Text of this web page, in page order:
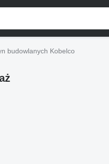
budowlanych Kobelco